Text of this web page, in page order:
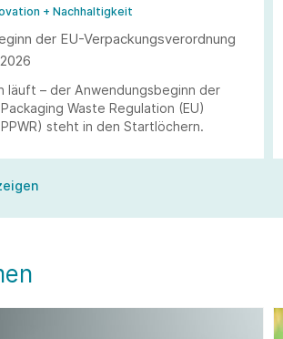
+ Nachhaltigkeit
der EU-Verpackungsverordnung
läuft – der Anwendungsbeginn der
Waste Regulation (EU)
steht in den Startlöchern.